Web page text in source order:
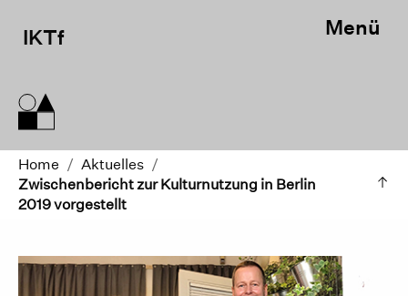
IKTf Menü
Home / Aktuelles /
Zwischenbericht zur Kulturnutzung in Berlin
2019 vorgestellt